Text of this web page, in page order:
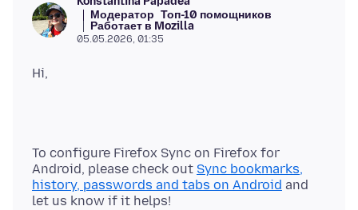
Модератор Топ-10 помощников
Работает в Mozilla
05.05.2026, 01:35
To configure Firefox Sync on Firefox for
Android, please check out Sync bookmarks,
history, passwords and tabs on Android and